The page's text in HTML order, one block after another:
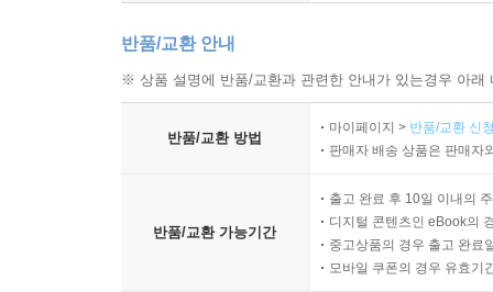
반품/교환 안내
※ 상품 설명에 반품/교환과 관련한 안내가 있는경우 아
반품/교환 방법
마이페이지 > 반품/교환 신
판매자 배송 상품은 판매자
반품/교환 가능기간
출고 완료 후 10일 이내의
디지털 콘텐츠인 eBook의
중고상품의 경우 출고 완료
모바일 쿠폰의 경우 유효기